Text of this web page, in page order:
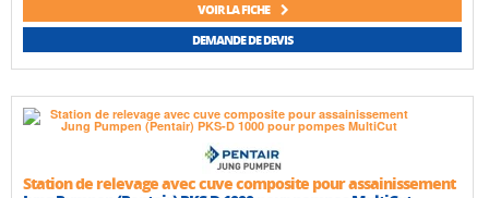
VOIR LA FICHE
DEMANDE DE DEVIS
Station de relevage avec cuve composite pour assainissement